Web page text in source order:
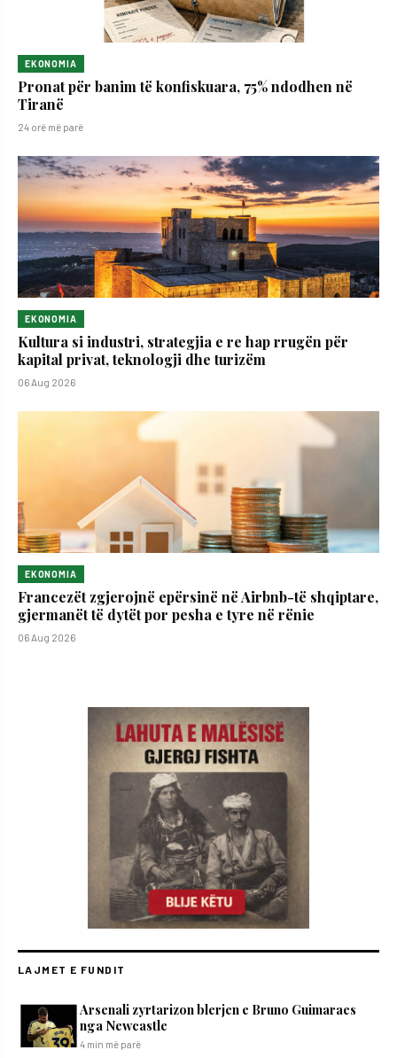
EKONOMIA
Pronat për banim të konfiskuara, 75% ndodhen në
Tiranë
24 orë më parë
EKONOMIA
Kultura si industri, strategjia e re hap rrugën për
kapital privat, teknologji dhe turizëm
06 Aug 2026
EKONOMIA
Francezët zgjerojnë epërsinë në Airbnb-të shqiptare,
gjermanët të dytët por pesha e tyre në rënie
06 Aug 2026
LAJMET E FUNDIT
Arsenali zyrtarizon blerjen e Bruno Guimaraes
nga Newcastle
4 min më parë